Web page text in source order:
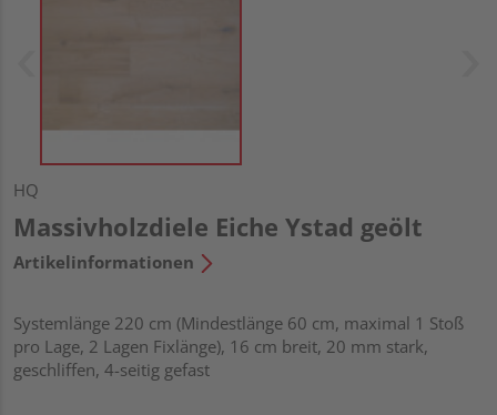
HQ
Massivholzdiele Eiche Ystad geölt
Artikelinformationen
Systemlänge 220 cm (Mindestlänge 60 cm, maximal 1 Stoß
pro Lage, 2 Lagen Fixlänge), 16 cm breit, 20 mm stark,
geschliffen, 4-seitig gefast